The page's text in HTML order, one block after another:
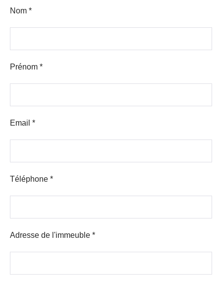
Nom *
Prénom *
Email *
Téléphone *
Adresse de l'immeuble *